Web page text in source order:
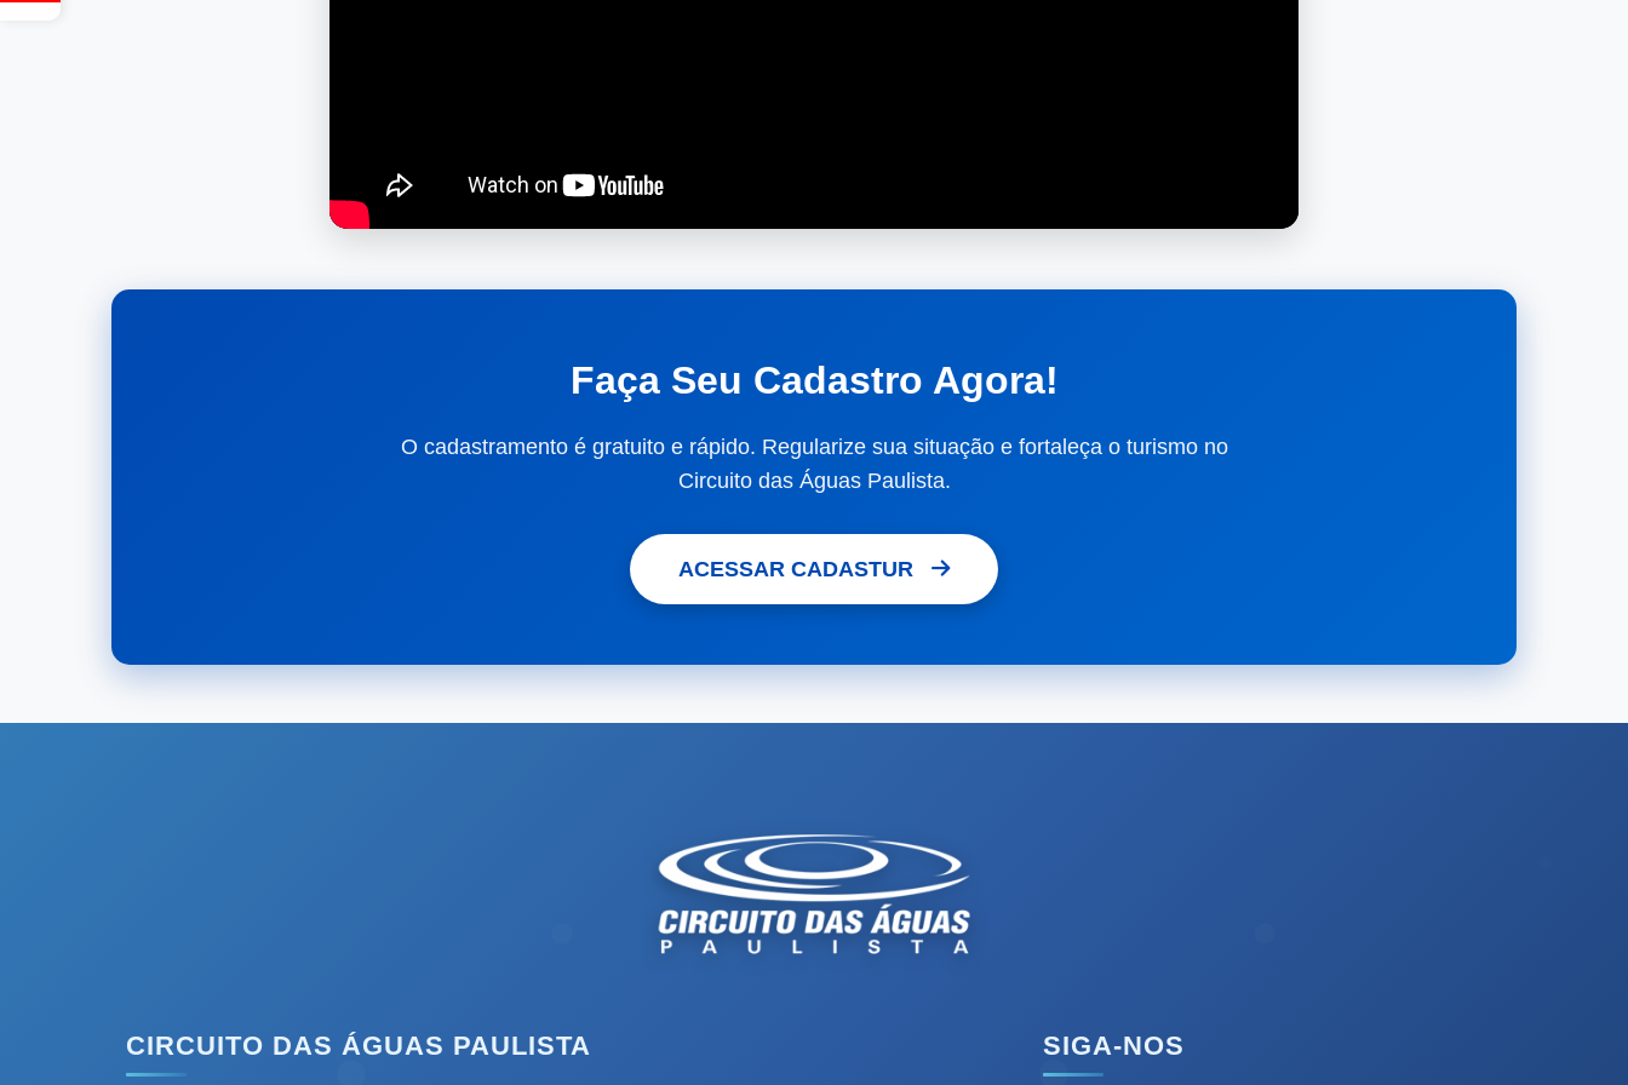
Faça Seu Cadastro Agora!
O cadastramento é gratuito e rápido. Regularize sua situação e fortaleça o turismo no
Circuito das Águas Paulista.
ACESSAR CADASTUR
CIRCUITO DAS ÁGUAS PAULISTA SIGA-NOS